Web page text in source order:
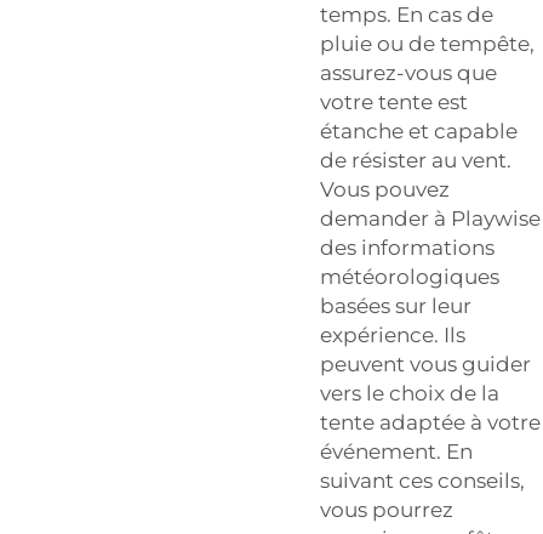
temps. En cas de
pluie ou de tempête,
assurez-vous que
votre tente est
étanche et capable
de résister au vent.
Vous pouvez
demander à Playwise
des informations
météorologiques
basées sur leur
expérience. Ils
peuvent vous guider
vers le choix de la
tente adaptée à votre
événement. En
suivant ces conseils,
vous pourrez